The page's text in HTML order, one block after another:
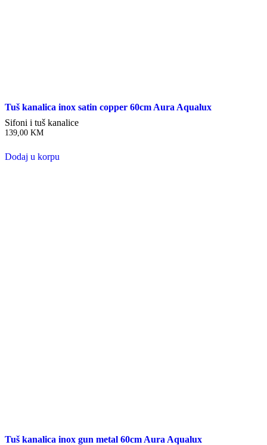
Tuš kanalica inox satin copper 60cm Aura Aqualux
Sifoni i tuš kanalice
139,00 KM
Dodaj u korpu
Tuš kanalica inox gun metal 60cm Aura Aqualux